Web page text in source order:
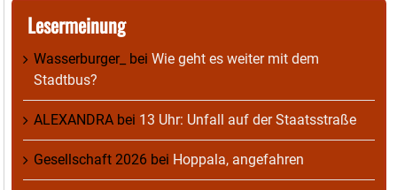
Lesermeinung
Wasserburger_ bei Wie geht es weiter mit dem
Stadtbus?
ALEXANDRA bei 13 Uhr: Unfall auf der Staatsstraße
Gesellschaft 2026 bei Hoppala, angefahren